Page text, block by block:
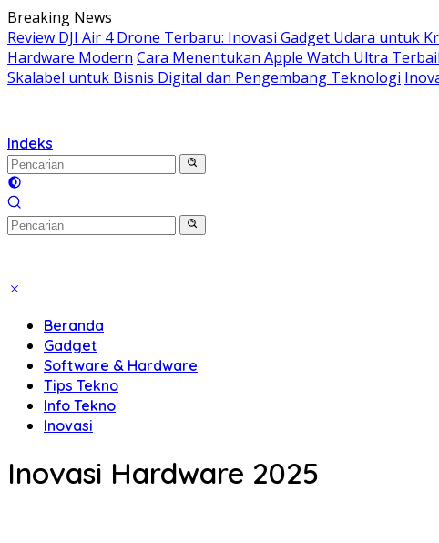
Langsung
ke
konten
Breaking News
Review DJI Air 4 Drone Terbaru: Inovasi Gadget Udara untuk
Hardware Modern Cara Menentukan Apple Watch Ultra
Skalabel untuk Bisnis Digital dan Pengembang Teknologi
Indeks
Beranda
Gadget
Software & Hardware
Tips Tekno
Info Tekno
Inovasi
Inovasi Hardware 2025